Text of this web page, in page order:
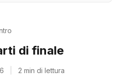
di finale
2 min di lettura